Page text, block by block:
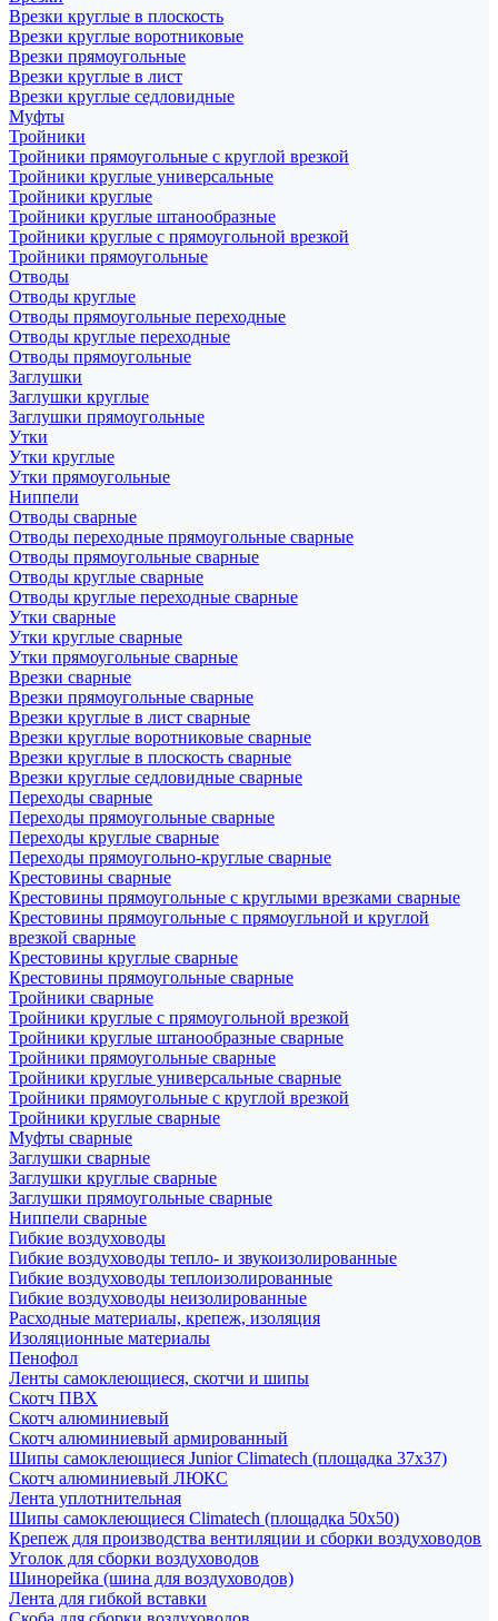
Врезки круглые в плоскость
Врезки круглые воротниковые
Врезки прямоугольные
Врезки круглые в лист
Врезки круглые седловидные
Муфты
Тройники
Тройники прямоугольные с круглой врезкой
Тройники круглые универсальные
Тройники круглые
Тройники круглые штанообразные
Тройники круглые с прямоугольной врезкой
Тройники прямоугольные
Отводы
Отводы круглые
Отводы прямоугольные переходные
Отводы круглые переходные
Отводы прямоугольные
Заглушки
Заглушки круглые
Заглушки прямоугольные
Утки
Утки круглые
Утки прямоугольные
Ниппели
Отводы сварные
Отводы переходные прямоугольные сварные
Отводы прямоугольные сварные
Отводы круглые сварные
Отводы круглые переходные сварные
Утки сварные
Утки круглые сварные
Утки прямоугольные сварные
Врезки сварные
Врезки прямоугольные сварные
Врезки круглые в лист сварные
Врезки круглые воротниковые сварные
Врезки круглые в плоскость сварные
Врезки круглые седловидные сварные
Переходы сварные
Переходы прямоугольные сварные
Переходы круглые сварные
Переходы прямоугольно-круглые сварные
Крестовины сварные
Крестовины прямоугольные с круглыми врезками сварные
Крестовины прямоугольные с прямоугльной и круглой
врезкой сварные
Крестовины круглые сварные
Крестовины прямоугольные сварные
Тройники сварные
Тройники круглые с прямоугольной врезкой
Тройники круглые штанообразные сварные
Тройники прямоугольные сварные
Тройники круглые универсальные сварные
Тройники прямоугольные с круглой врезкой
Тройники круглые сварные
Муфты сварные
Заглушки сварные
Заглушки круглые сварные
Заглушки прямоугольные сварные
Ниппели сварные
Гибкие воздуховоды
Гибкие воздуховоды тепло- и звукоизолированные
Гибкие воздуховоды теплоизолированные
Гибкие воздуховоды неизолированные
Расходные материалы, крепеж, изоляция
Изоляционные материалы
Пенофол
Ленты самоклеющиеся, скотчи и шипы
Скотч ПВХ
Скотч алюминиевый
Скотч алюминиевый армированный
Шипы самоклеющиеся Junior Climatech (площадка 37х37)
Скотч алюминиевый ЛЮКС
Лента уплотнительная
Шипы самоклеющиеся Climatech (площадка 50х50)
Крепеж для производства вентиляции и сборки воздуховодов
Уголок для сборки воздуховодов
Шинорейка (шина для воздуховодов)
Лента для гибкой вставки